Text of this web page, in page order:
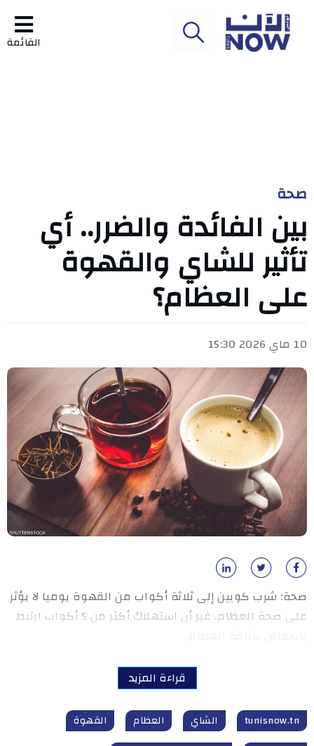
القائمة
صحة
بين الفائدة والضرر.. أي
تأثير للشاي والقهوة
على العظام؟
10 ماي 2026 15:30
صحة: شرب كوبين إلى ثلاثة أكواب من القهوة يوميا لا يؤثر
على صحة العظام، غير أن استهلاك أكثر من 5 أكواب ارتبط
قراءة المزيد
tunisnow.tn الشاي العظام
القهوة